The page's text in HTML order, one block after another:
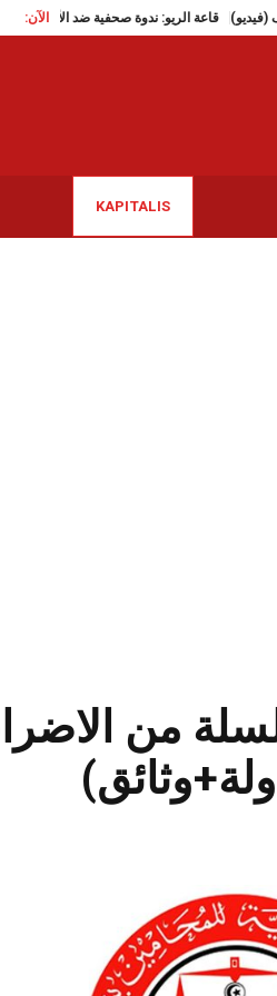
الآن: اتخاذ موقف (فيديو) قاعة الريو: ندوة صحفية
KAPITALIS
من